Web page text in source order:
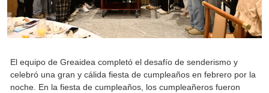
El equipo de Greaidea completó el desafío de senderismo y
celebró una gran y cálida fiesta de cumpleaños en febrero por la
noche. En la fiesta de cumpleaños, los cumpleañeros fueron